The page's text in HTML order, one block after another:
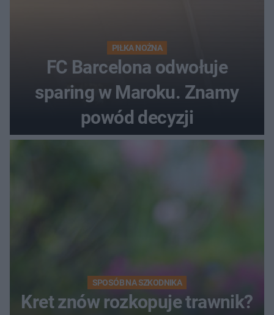
PIŁKA NOŻNA
FC Barcelona odwołuje
sparing w Maroku. Znamy
powód decyzji
SPOSÓB NA SZKODNIKA
Kret znów rozkopuje trawnik?